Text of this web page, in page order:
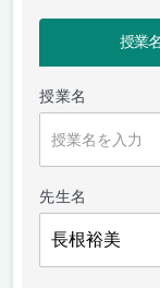
授業名
授業名
先生名